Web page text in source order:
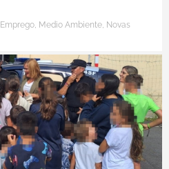
Emprego, Medio Ambiente, Novas